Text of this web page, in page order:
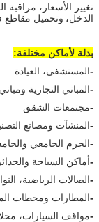
تغيير الأسعار،
الدخل، وتحميل مقاطع
بدلة لأماكن مختلفة:
-المستشفى، العيادة
-المباني التجارية
-مجتمعات الشقق
-المنشآت ومصانع
-الحرم الجامعي
-أماكن السياحة
-الصالات الرياضية،
-المطارات ومحطات
-مواقف السيارات،